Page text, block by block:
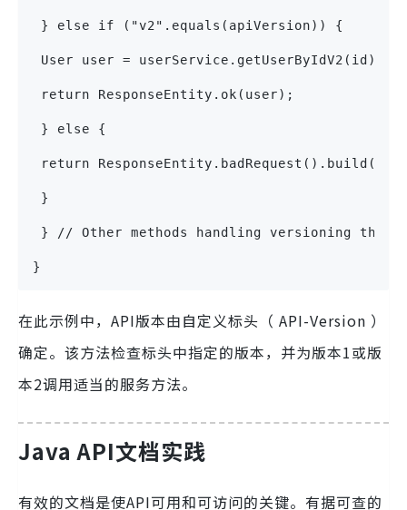
} else if ("v2".equals(apiVersion)) {
User user = userService.getUserByIdV2(id);
return ResponseEntity.ok(user);
} else {
return ResponseEntity.badRequest().build();
}
} // Other methods handling versioning
}
在此示例中，API版本由自定义标头（ API-Version ）
确定。该方法检查标头中指定的版本，并为版本1或版
本2调用适当的服务方法。
Java API文档实践
有效的文档是使API可用和可访问的关键。有据可查的